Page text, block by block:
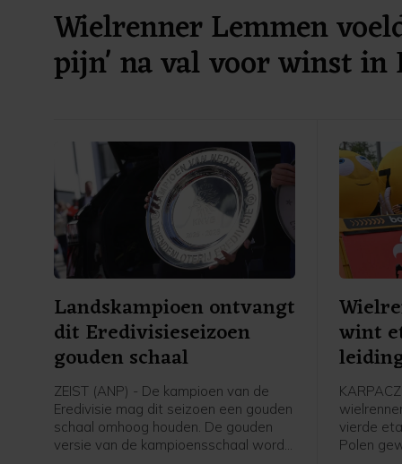
Wielrenner Lemmen
pijn' na val voor winst in
Landskampioen ontvangt
dit Eredivisieseizoen
gouden schaal
ZEIST (ANP) - De kampioen van de
Eredivisie mag dit seizoen een gouden
schaal omhoog houden. De gouden
versie van de kampioensschaal wordt
wint
Polen
vierde
Polen